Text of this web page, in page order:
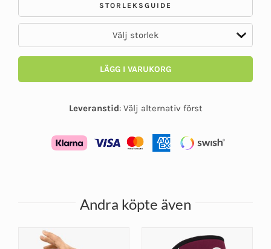
STORLEKSGUIDE
LÄGG I VARUKORG
Leveranstid: Välj alternativ först
Andra köpte även